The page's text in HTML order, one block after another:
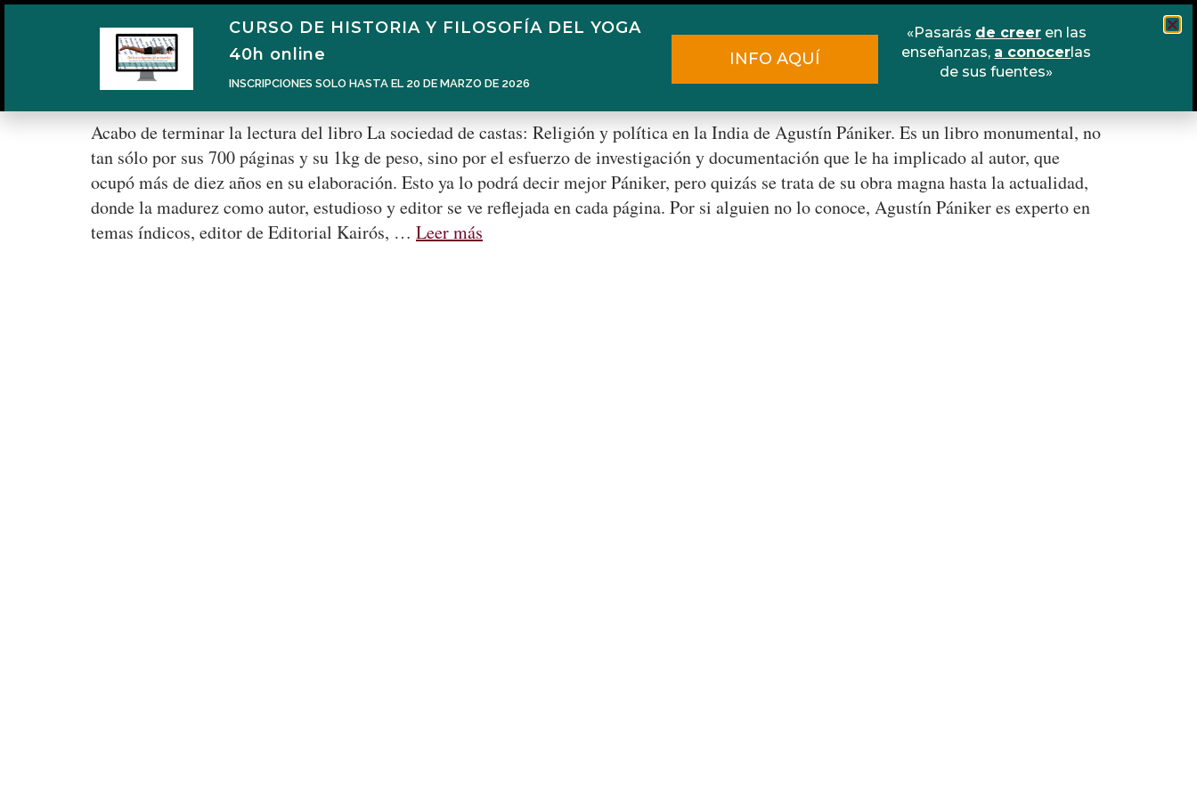
Narén Herrero Blog Cursos Escuela online
El libro ‘La sociedad de castas’ de Agustín Pániker
Acabo de terminar la lectura del libro La sociedad de castas: Religión y política en la India de Agustín Pániker. Es un libro monumental, no
tan sólo por sus 700 páginas y su 1kg de peso, sino por el esfuerzo de investigación y documentación que le ha implicado al autor, que
ocupó más de diez años en su elaboración. Esto ya lo podrá decir mejor Pániker, pero quizás se trata de su obra magna hasta la actualidad,
donde la madurez como autor, estudioso y editor se ve reflejada en cada página. Por si alguien no lo conoce, Agustín Pániker es experto en
temas índicos, editor de Editorial Kairós, … Leer más
CURSO DE HISTORIA Y FILOSOFÍA DEL YOGA
40h online
INSCRIPCIONES SOLO HASTA EL 20 DE MARZO DE 2026
INFO AQUÍ
«Pasarás de creeren las
enseñanzas, a conocerlas
de sus fuentes»